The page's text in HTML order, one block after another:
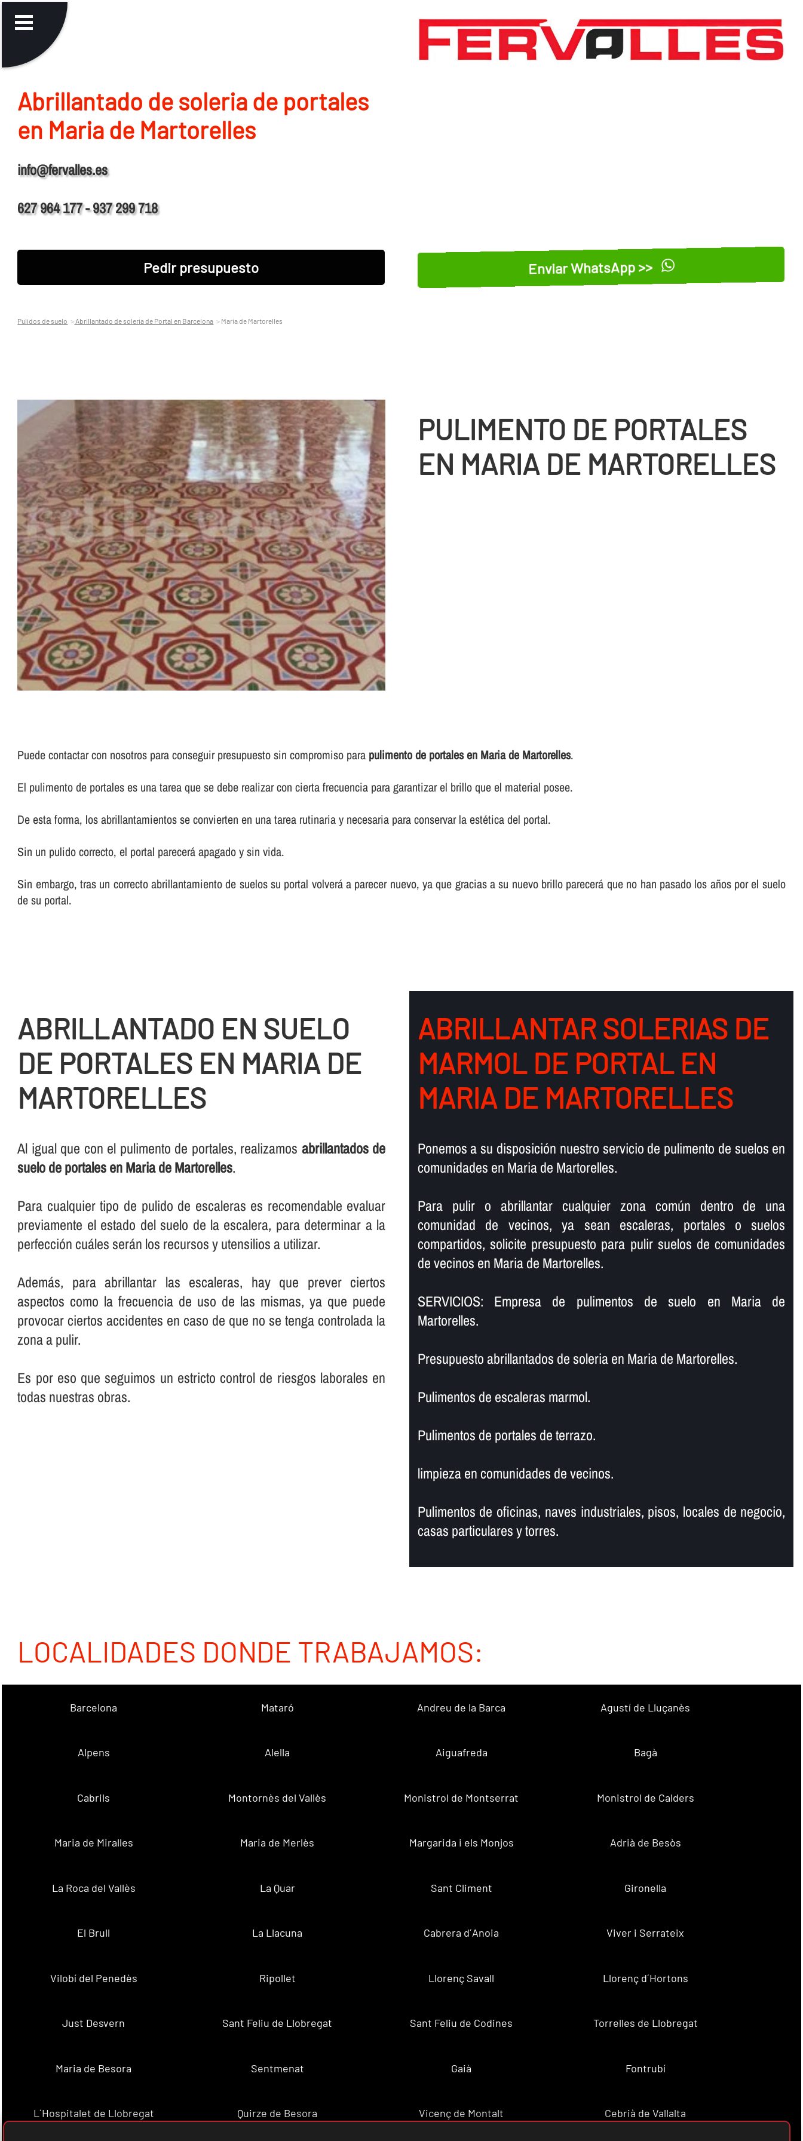
Abrillantado de soleria de portales
en Maria de Martorelles
info@fervalles.es
627 964 177 - 937 299 718
Pedir presupuesto Enviar WhatsApp >>
Pulidos de suelo Abrillantado de soleria de Portal en Barcelona Maria de Martorelles
PULIMENTO DE PORTALES
EN MARIA DE MARTORELLES
Puede contactar con nosotros para conseguir presupuesto sin compromiso para pulimento de portales en Maria de Martorelles.
El pulimento de portales es una tarea que se debe realizar con cierta frecuencia para garantizar el brillo que el material posee.
De esta forma, los abrillantamientos se convierten en una tarea rutinaria y necesaria para conservar la estética del portal.
Sin un pulido correcto, el portal parecerá apagado y sin vida.
Sin embargo, tras un correcto abrillantamiento de suelos su portal volverá a parecer nuevo, ya que gracias a su nuevo brillo parecerá que no han pasado los años por el suelo
de su portal.
ABRILLANTADO EN SUELO
DE PORTALES EN MARIA DE
MARTORELLES
Al igual que con el pulimento de portales, realizamos abrillantados de
suelo de portales en Maria de Martorelles.
Para cualquier tipo de pulido de escaleras es recomendable evaluar
previamente el estado del suelo de la escalera, para determinar a la
perfección cuáles serán los recursos y utensilios a utilizar.
Además, para abrillantar las escaleras, hay que prever ciertos
aspectos como la frecuencia de uso de las mismas, ya que puede
provocar ciertos accidentes en caso de que no se tenga controlada la
zona a pulir.
Es por eso que seguimos un estricto control de riesgos laborales en
todas nuestras obras.
ABRILLANTAR SOLERIAS DE
MARMOL DE PORTAL EN
MARIA DE MARTORELLES
Ponemos a su disposición nuestro servicio de pulimento de suelos en
comunidades en Maria de Martorelles.
Para pulir o abrillantar cualquier zona común dentro de una
comunidad de vecinos, ya sean escaleras, portales o suelos
compartidos, solicite presupuesto para pulir suelos de comunidades
de vecinos en Maria de Martorelles.
SERVICIOS: Empresa de pulimentos de suelo en Maria de
Martorelles.
Presupuesto abrillantados de soleria en Maria de Martorelles.
Pulimentos de escaleras marmol.
Pulimentos de portales de terrazo.
limpieza en comunidades de vecinos.
Pulimentos de oficinas, naves industriales, pisos, locales de negocio,
casas particulares y torres.
LOCALIDADES DONDE TRABAJAMOS:
Barcelona Mataró Andreu de la Barca Agustí de Lluçanès
Alpens Alella Aiguafreda Bagà
Cabrils Montornès del Vallès Monistrol de Montserrat Monistrol de Calders
Maria de Miralles Maria de Merlès Margarida i els Monjos Adrià de Besòs
La Roca del Vallès La Quar Sant Climent Gironella
El Brull La Llacuna Cabrera d´Anoia Viver i Serrateix
Vilobí del Penedès Ripollet Llorenç Savall Llorenç d´Hortons
Just Desvern Sant Feliu de Llobregat Sant Feliu de Codines Torrelles de Llobregat
Maria de Besora Sentmenat Gaià Fontrubí
L´Hospitalet de Llobregat Quirze de Besora Vicenç de Montalt Cebrià de Vallalta